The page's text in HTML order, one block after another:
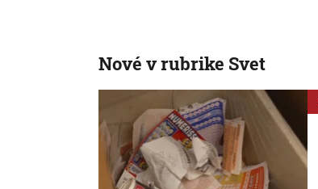
Nové v rubrike Svet